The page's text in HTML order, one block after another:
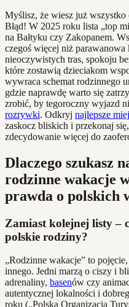
Myślisz, że wiesz już
Błąd! W 2025 roku lista „top
na Bałtyku czy Zakopanem.
czegoś więcej niż
nieoczywistych tras, spokoju
które zostawią dzieciakom
wywraca schemat rodzinnego
gdzie naprawdę warto się
zrobić, by tegoroczny wyjazd
rozrywki. Odkryj najlepsze
zaskocz bliskich i przekonaj
zdecydowanie więcej do
Dlaczego szukasz
rodzinne wakacje
prawda o polskich
Zamiast kolejnej listy –
polskie rodziny?
„Rodzinne wakacje” to
innego. Jedni marzą o ciszy i
adrenaliny, basenów czy
autentycznej lokalności i
roku („Polska Organizacja